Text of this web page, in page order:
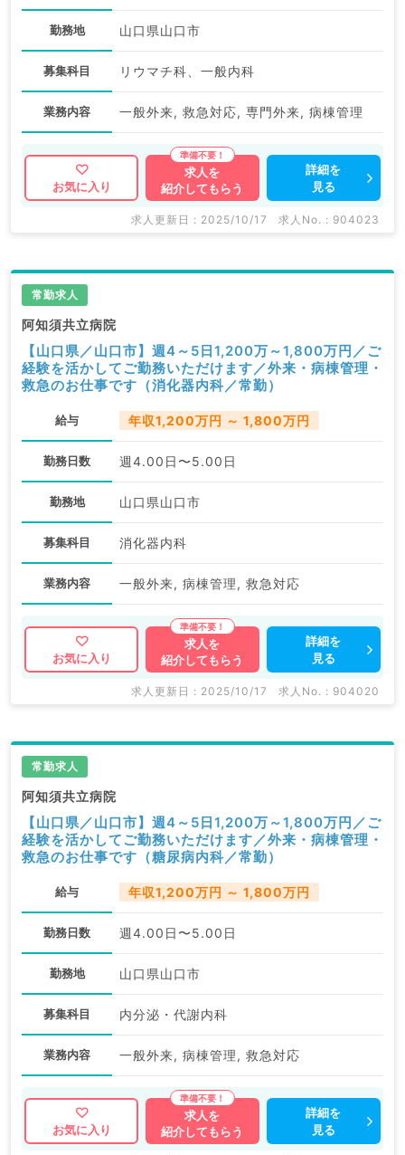
勤務地 山口県山口市
募集科目 リウマチ科、一般内科
業務内容 一般外来, 救急対応, 専門外来, 病棟管理
お気に入り
求人を
紹介してもらう
詳細を
見る
求人更新日 : 2025/10/17 求人No. : 904023
常勤求人
阿知須共立病院
【山口県／山口市】週4～5日1,200万～1,800万円／ご
経験を活かしてご勤務いただけます／外来・病棟管理・
救急のお仕事です（消化器内科／常勤）
給与 年収1,200万円 ～ 1,800万円
勤務日数 週4.00日〜5.00日
勤務地 山口県山口市
募集科目 消化器内科
業務内容 一般外来, 病棟管理, 救急対応
お気に入り
求人を
紹介してもらう
詳細を
見る
求人更新日 : 2025/10/17 求人No. : 904020
常勤求人
阿知須共立病院
【山口県／山口市】週4～5日1,200万～1,800万円／ご
経験を活かしてご勤務いただけます／外来・病棟管理・
救急のお仕事です（糖尿病内科／常勤）
給与 年収1,200万円 ～ 1,800万円
勤務日数 週4.00日〜5.00日
勤務地 山口県山口市
募集科目 内分泌・代謝内科
業務内容 一般外来, 病棟管理, 救急対応
お気に入り
求人を
紹介してもらう
詳細を
見る